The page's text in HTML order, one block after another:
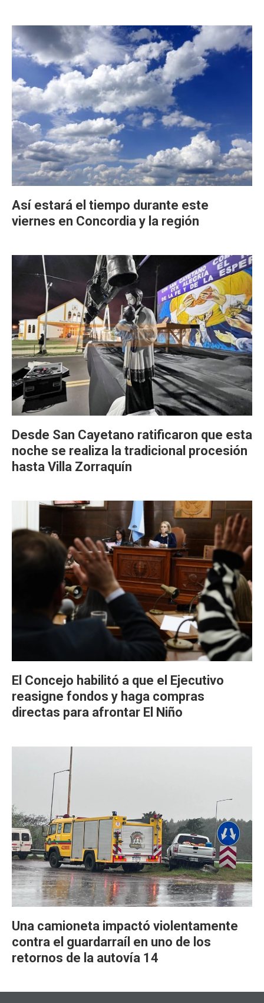
Así estará el tiempo durante este
viernes en Concordia y la región
Desde San Cayetano ratificaron que esta
noche se realiza la tradicional procesión
hasta Villa Zorraquín
El Concejo habilitó a que el Ejecutivo
reasigne fondos y haga compras
directas para afrontar El Niño
Una camioneta impactó violentamente
contra el guardarraíl en uno de los
retornos de la autovía 14